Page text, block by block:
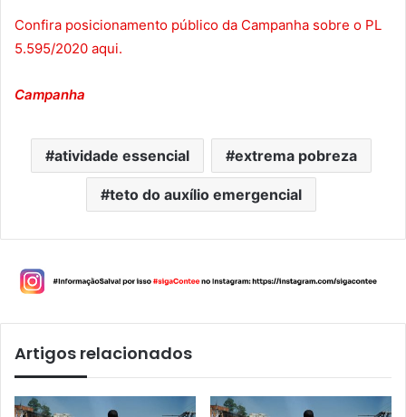
Confira posicionamento público da Campanha sobre o PL
5.595/2020 aqui.
Campanha
atividade essencial extrema pobreza
teto do auxílio emergencial
Artigos relacionados